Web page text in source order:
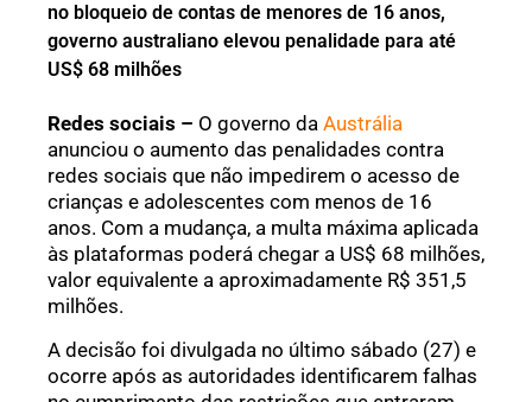
no bloqueio de contas de menores de 16 anos,
governo australiano elevou penalidade para até
US$ 68 milhões
Redes sociais – O governo da Austrália
anunciou o aumento das penalidades contra
redes sociais que não impedirem o acesso de
crianças e adolescentes com menos de 16
anos. Com a mudança, a multa máxima aplicada
às plataformas poderá chegar a US$ 68 milhões,
valor equivalente a aproximadamente R$ 351,5
milhões.
A decisão foi divulgada no último sábado (27) e
ocorre após as autoridades identificarem falhas